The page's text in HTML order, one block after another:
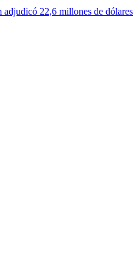
adjudicó 22,6 millones de dólares